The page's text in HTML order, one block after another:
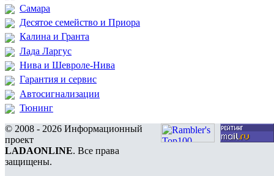
Самара
Десятое семейство и Приора
Калина и Гранта
Лада Ларгус
Нива и Шевроле-Нива
Гарантия и сервис
Автосигнализации
Тюнинг
© 2008 - 2026 Информационный
проект
LADAONLINE. Все права
защищены.